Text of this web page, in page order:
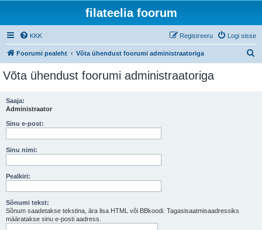
filateelia foorum
KKK Logi sisse
Registreeru
Foorumi pealeht Võta ühendust foorumi administraatoriga
Võta ühendust foorumi administraatoriga
Saaja:
Administraator
Sinu e-post:
Sinu nimi:
Pealkiri:
Sõnumi tekst:
Sõnum saadetakse tekstina, ära lisa HTML või BBkoodi. Tagasisaatmisaadressiks
määratakse sinu e-posti aadress.